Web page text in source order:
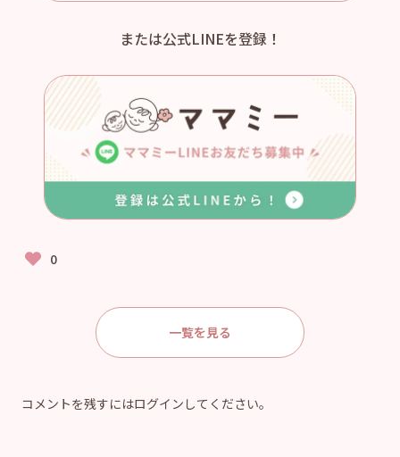
または公式LINEを登録！
一覧を見る
コメントを残すにはログインしてください。